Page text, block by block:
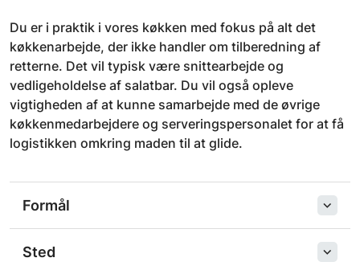
Du er i praktik i vores køkken med fokus på alt det
køkkenarbejde, der ikke handler om tilberedning af
retterne. Det vil typisk være snittearbejde og
vedligeholdelse af salatbar. Du vil også opleve
vigtigheden af at kunne samarbejde med de øvrige
køkkenmedarbejdere og serveringspersonalet for at få
logistikken omkring maden til at glide.
Formål
Sted